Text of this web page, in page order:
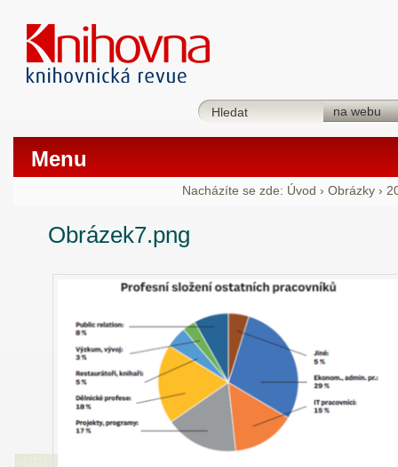
Menu
Nacházíte se zde: Úvod › Obrázky ›
Obrázek7.png